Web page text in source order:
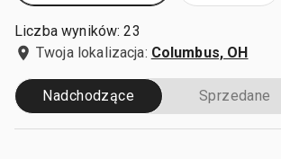
Liczba wyników: 23
Twoja lokalizacja: Columbus, OH
Nadchodzące Sprzedane